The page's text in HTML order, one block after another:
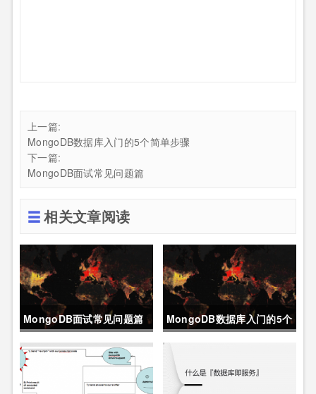
上一篇:
MongoDB数据库入门的5个简单步骤
下一篇:
MongoDB面试常见问题篇
相关文章阅读
MongoDB面试常见问题篇
MongoDB数据库入门的5个
简单步骤